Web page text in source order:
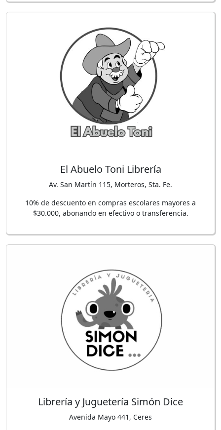
El Abuelo Toni Librería
Av. San Martín 115, Morteros, Sta. Fe.
10% de descuento en compras escolares mayores a
$30.000, abonando en efectivo o transferencia.
Librería y Juguetería Simón Dice
Avenida Mayo 441, Ceres